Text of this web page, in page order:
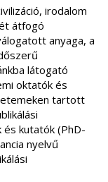
irodalom
átfogó
anyaga, a
látogató
oktatók és
tartott
kutatók (PhD-
nyelvű